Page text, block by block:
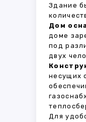
Здание
Дом
доме
под
двух
несущих
Для